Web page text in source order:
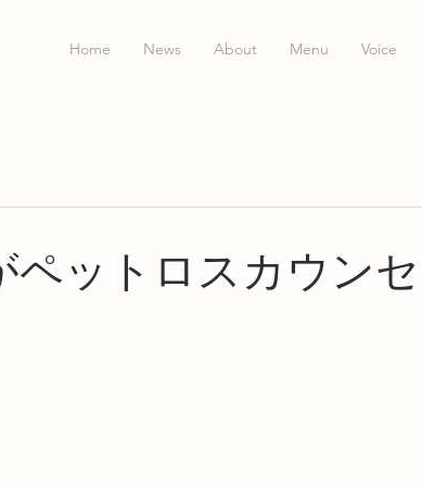
Home News About Menu Voice
ペットロスカウン